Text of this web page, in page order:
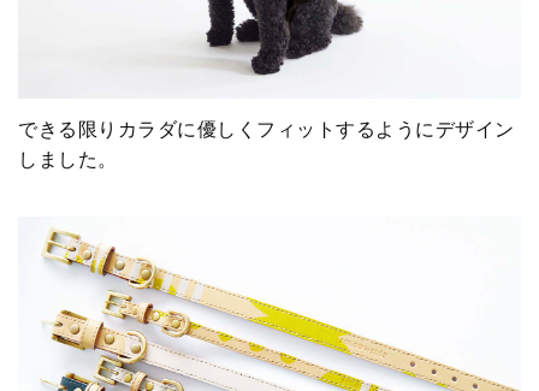
できる限りカラダに優しくフィットするようにデザイン
しました。